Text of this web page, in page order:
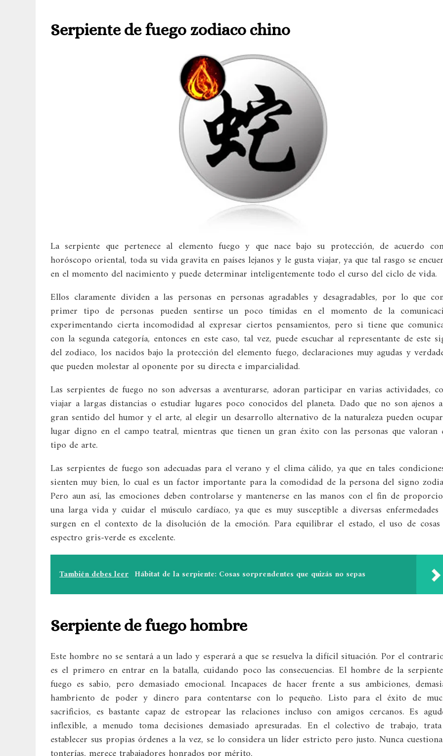
Serpiente de fuego zodiaco chino
La serpiente que pertenece al elemento fuego y que nace bajo su protección, de acuerdo
horóscopo oriental, toda su vida gravita en países lejanos y le gusta viajar, ya que tal rasgo se
en el momento del nacimiento y puede determinar inteligentemente todo el curso del ciclo de vida.
Ellos claramente dividen a las personas en personas agradables y desagradables, por lo que
primer tipo de personas pueden sentirse un poco tímidas en el momento de la
experimentando cierta incomodidad al expresar ciertos pensamientos, pero si tiene que
con la segunda categoría, entonces en este caso, tal vez, puede escuchar al representante de este
del zodiaco, los nacidos bajo la protección del elemento fuego, declaraciones muy agudas y
que pueden molestar al oponente por su directa e imparcialidad.
Las serpientes de fuego no son adversas a aventurarse, adoran participar en varias actividades,
viajar a largas distancias o estudiar lugares poco conocidos del planeta. Dado que no son ajenos
gran sentido del humor y el arte, al elegir un desarrollo alternativo de la naturaleza pueden
lugar digno en el campo teatral, mientras que tienen un gran éxito con las personas que valoran
tipo de arte.
Las serpientes de fuego son adecuadas para el verano y el clima cálido, ya que en tales
sienten muy bien, lo cual es un factor importante para la comodidad de la persona del signo
Pero aun así, las emociones deben controlarse y mantenerse en las manos con el fin de
una larga vida y cuidar el músculo cardíaco, ya que es muy susceptible a diversas enfermedades
surgen en el contexto de la disolución de la emoción. Para equilibrar el estado, el uso de
espectro gris-verde es excelente.
También debes leer Hábitat de la serpiente: Cosas sorprendentes que quizás no sepas
Serpiente de fuego hombre
Este hombre no se sentará a un lado y esperará a que se resuelva la difícil situación. Por el
es el primero en entrar en la batalla, cuidando poco las consecuencias. El hombre de la
fuego es sabio, pero demasiado emocional. Incapaces de hacer frente a sus ambiciones,
hambriento de poder y dinero para contentarse con lo pequeño. Listo para el éxito de
sacrificios, es bastante capaz de estropear las relaciones incluso con amigos cercanos. Es
inflexible, a menudo toma decisiones demasiado apresuradas. En el colectivo de trabajo,
establecer sus propias órdenes a la vez, se lo considera un líder estricto pero justo. Nunca